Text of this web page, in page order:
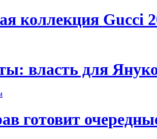
коллекция Gucci
власть для
готовит